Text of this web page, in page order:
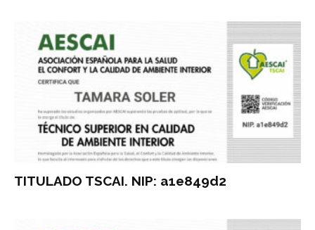
TITULADO TSCAI. NIP: a1e849d2